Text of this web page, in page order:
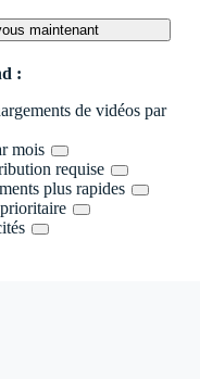
maintenant
:
de vidéos par
mois
requise
plus rapides